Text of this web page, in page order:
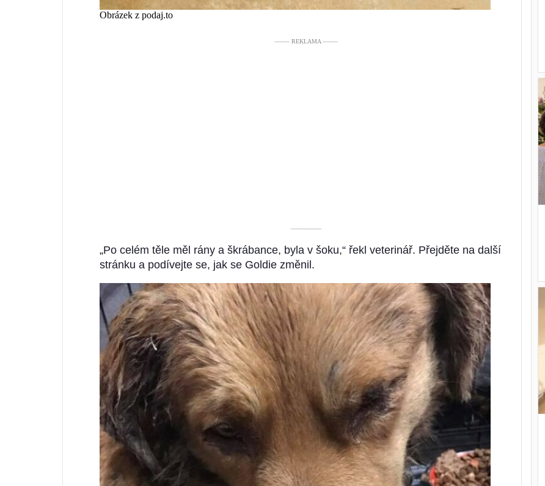
Obrázek z podaj.to
––––– REKLAMA –––––
––––––––––
„Po celém těle měl rány a škrábance, byla v šoku,“ řekl veterinář. Přejděte na další
stránku a podívejte se, jak se Goldie změnil.